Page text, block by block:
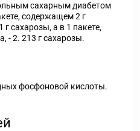
сахарным диабетом
содержащем 2 г
сахарозы, а в 1 пакете,
- 2. 213 г сахарозы.
фосфоновой кислоты.